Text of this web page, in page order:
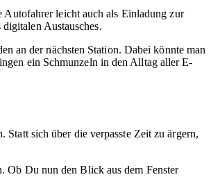
leicht auch als Einladung zur
Austausches.
an der nächsten Station. Dabei könnte man
ein Schmunzeln in den Alltag aller E-
Statt sich über die verpasste Zeit zu ärgern,
Ob Du nun den Blick aus dem Fenster